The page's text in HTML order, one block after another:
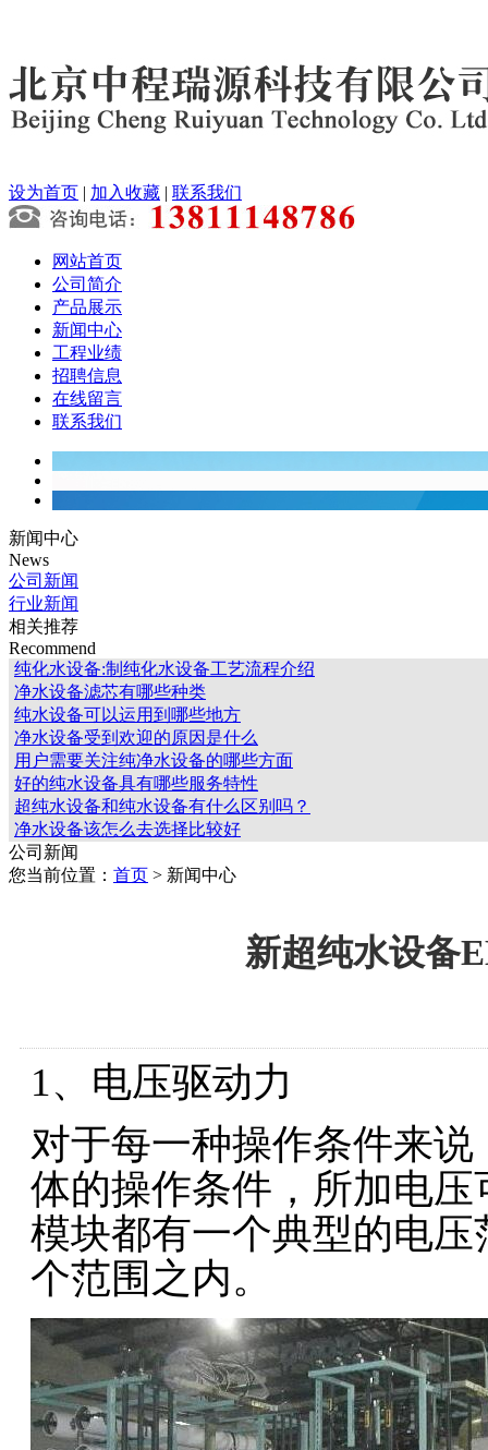
设为首页 | 加入收藏 | 联系我们
网站首页
公司简介
产品展示
新闻中心
工程业绩
招聘信息
在线留言
联系我们
新闻中心
News
公司新闻
行业新闻
相关推荐
Recommend
纯化水设备:制纯化水设备工艺流程介绍
净水设备滤芯有哪些种类
纯水设备可以运用到哪些地方
净水设备受到欢迎的原因是什么
用户需要关注纯净水设备的哪些方面
好的纯水设备具有哪些服务特性
超纯水设备和纯水设备有什么区别吗？
净水设备该怎么去选择比较好
公司新闻
您当前位置： 首页 > 新闻中心
新超纯水设备
1、电压驱动力
对于每一种操作条件来
体的操作条件，所加电
模块都有一个典型的电
个范围之内。